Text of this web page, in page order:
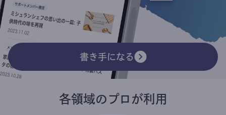
書き手になる
各領域のプロが利用